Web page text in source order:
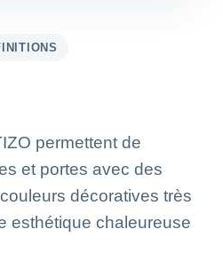
permettent de
et portes avec des
décoratives très
esthétique chaleureuse